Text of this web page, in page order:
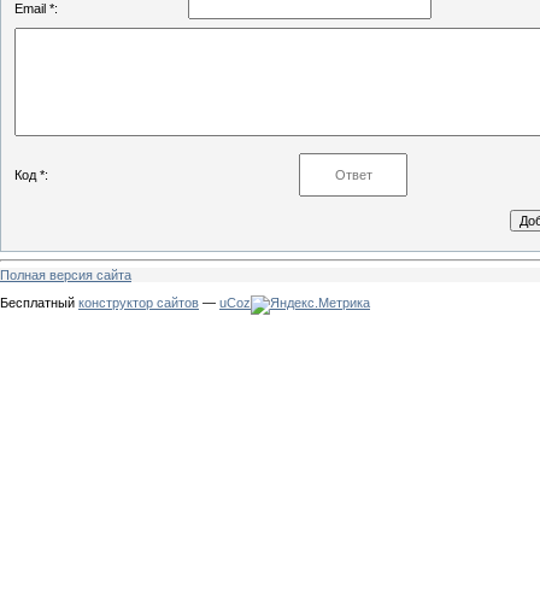
Email *:
Код *:
Полная версия сайта
Бесплатный конструктор сайтов — uCoz